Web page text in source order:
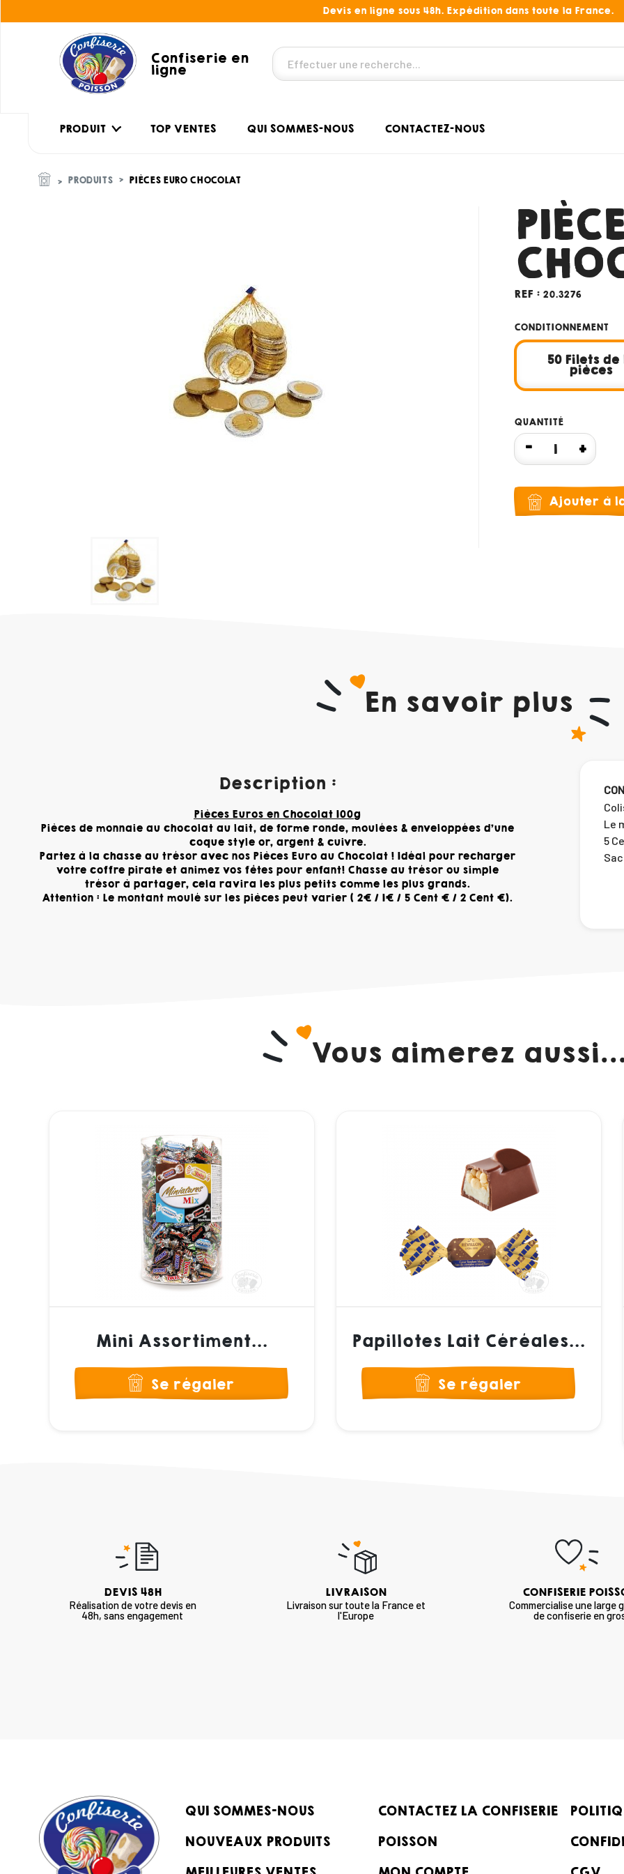
Devis en ligne sous 48h. Expédition dans toute la France.
Confiserie en
ligne
PRODUIT TOP VENTES QUI SOMMES-NOUS CONTACTEZ-NOUS
PRODUITS PIÈCES EURO CHOCOLAT
REF : 20.3276
CONDITIONNEMENT
50 Filets de
pièces
QUANTITÉ
Ajouter à
En savoir plus
Description :
Pièces Euros en Chocolat 100g
Pièces de monnaie au chocolat au lait, de forme ronde, moulées & enveloppées d'une
coque style or, argent & cuivre.
Partez à la chasse au trésor avec nos Pièces Euro au Chocolat ! Idéal pour recharger
votre coffre pirate et animez vos fêtes pour enfant! Chasse au trésor ou simple
trésor à partager, cela ravira les plus petits comme les plus grands.
Attention : Le montant moulé sur les pièces peut varier ( 2€ / 1€ / 5 Cent € / 2 Cent €).
Le
5
Vous aimerez
Mini Assortiment...
Se régaler
Papillotes Lait Céréales...
Se régaler
DEVIS 48H
Réalisation de votre devis en
48h, sans engagement
LIVRAISON
Livraison sur toute la France et
l'Europe
CONFISERIE
Commercialise une large
de confiserie en
QUI SOMMES-NOUS
NOUVEAUX PRODUITS
CONTACTEZ LA CONFISERIE
POISSON